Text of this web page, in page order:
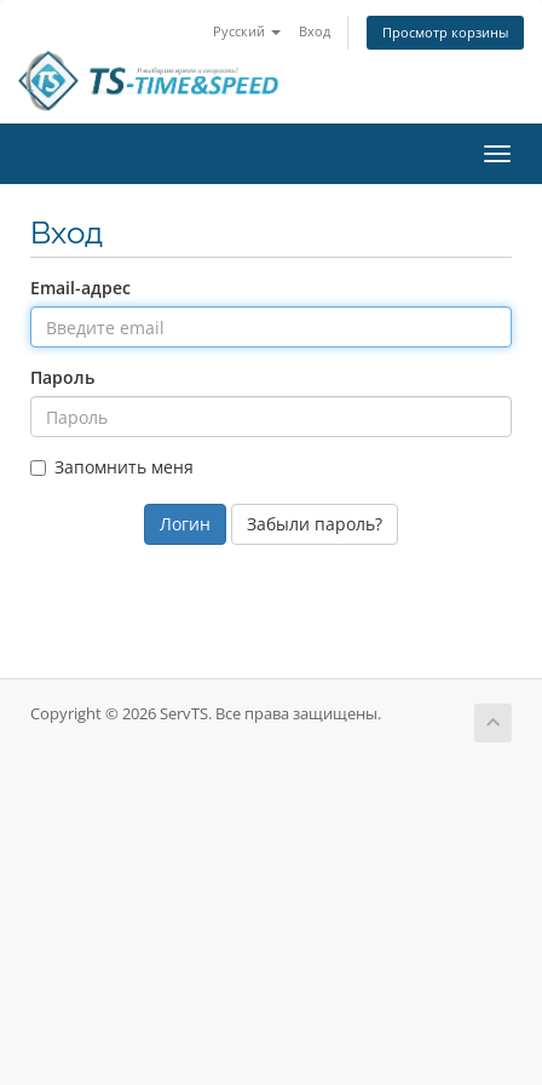
Русский Вход Просмотр корзины
Вход
Email-адрес
Пароль
Запомнить меня
Забыли пароль?
Copyright © 2026 ServTS. Все права защищены.